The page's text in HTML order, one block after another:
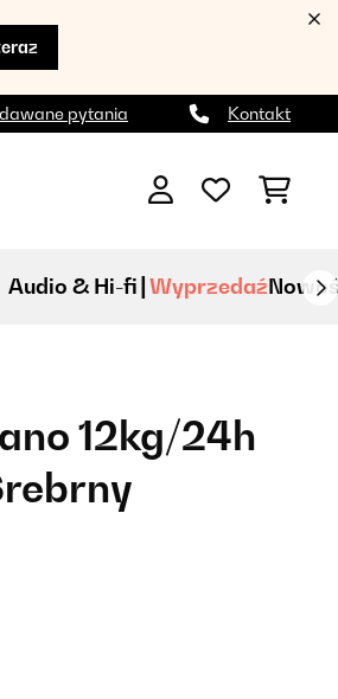
pytania Kontakt
Audio & Hi-fi Wyprzedaź
12kg/24h